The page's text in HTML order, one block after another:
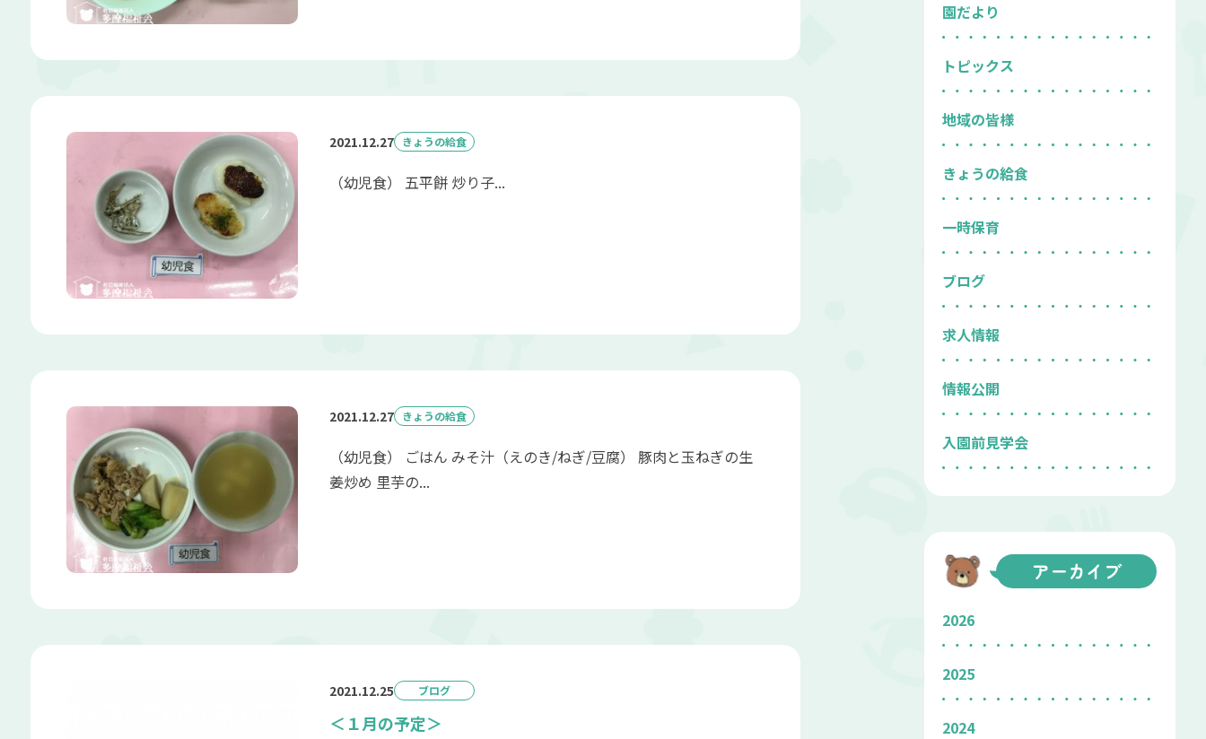
2021.12.27 きょうの給食
（幼児食） 五平餅 炒り子...
2021.12.27 きょうの給食
（幼児食） ごはん みそ汁（えのき/ねぎ/豆腐） 豚肉と玉ねぎの生
姜炒め 里芋の...
2021.12.25 ブログ
＜１月の予定＞
園だより
トピックス
地域の皆様
きょうの給食
一時保育
ブログ
求人情報
情報公開
入園前見学会
アーカイブ
2026
2025
2024